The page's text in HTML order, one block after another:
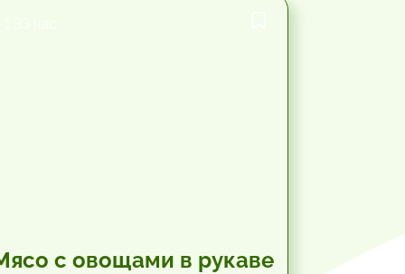
с овощами в рукаве